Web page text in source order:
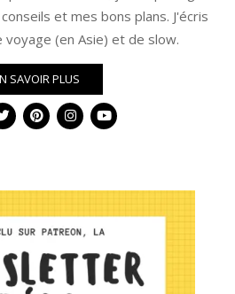
et mes bons plans. J'écris
voyage (en Asie) et de slow.
SAVOIR PLUS